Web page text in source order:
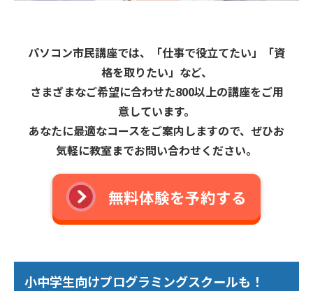
パソコン市民講座では、「仕事で役立てたい」「資
格を取りたい」など、
さまざまなご希望に合わせた800以上の講座をご用
意しています。
あなたに最適なコースをご案内しますので、ぜひお
気軽に教室までお問い合わせください。
無料体験を予約する
小中学生向けプログラミングスクールも！